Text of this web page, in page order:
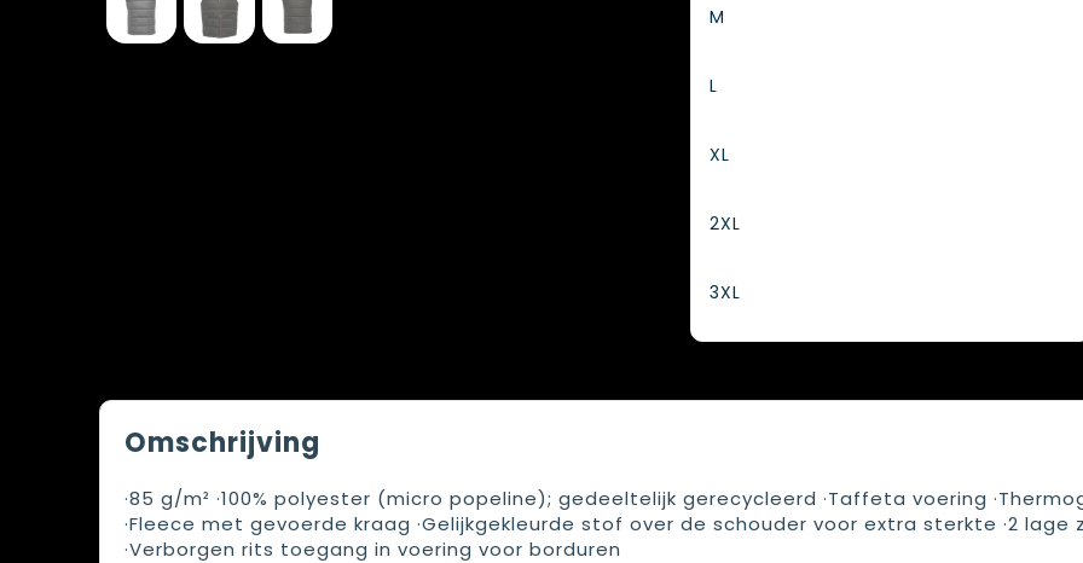
M
L
XL
2XL
3XL
Omschrijving
·85 g/m² ·100% polyester (micro popeline); gedeeltelijk gerecycleerd ·Taffeta voering
·Fleece met gevoerde kraag ·Gelijkgekleurde stof over de schouder voor extra sterkte ·2 lage
·Verborgen rits toegang in voering voor borduren